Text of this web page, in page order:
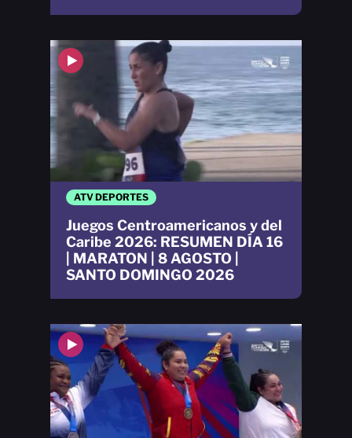
ATV DEPORTES
Juegos Centroamericanos y del
Caribe 2026: RESUMEN DÍA 16
| MARATON | 8 AGOSTO |
SANTO DOMINGO 2026